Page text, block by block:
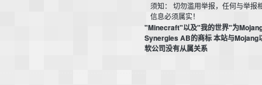
须知： 切勿滥用举报，任何与举报
信息必须属实！
"Minecraft"以及"我的世界"为
Synergies AB的商标 本站与Mojang
软公司没有从属关系